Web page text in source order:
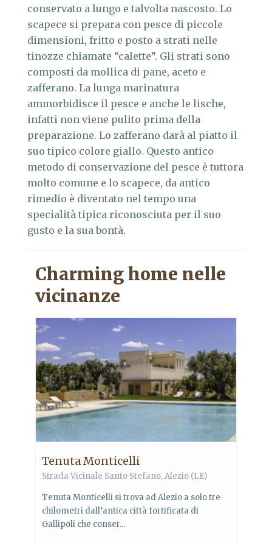
conservato a lungo e talvolta nascosto. Lo
scapece si prepara con pesce di piccole
dimensioni, fritto e posto a strati nelle
tinozze chiamate “calette”. Gli strati sono
composti da mollica di pane, aceto e
zafferano. La lunga marinatura
ammorbidisce il pesce e anche le lische,
infatti non viene pulito prima della
preparazione. Lo zafferano darà al piatto il
suo tipico colore giallo. Questo antico
metodo di conservazione del pesce è tuttora
molto comune e lo scapece, da antico
rimedio è diventato nel tempo una
specialità tipica riconosciuta per il suo
gusto e la sua bontà.
Charming home nelle
vicinanze
Tenuta Monticelli
Strada Vicinale Santo Stefano, Alezio (LE)
Tenuta Monticelli si trova ad Alezio a solo tre
chilometri dall’antica città fortificata di
Gallipoli che conser...